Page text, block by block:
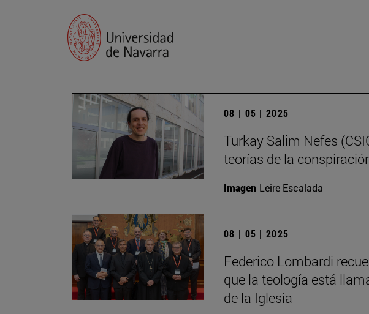
08 | 05 | 2025
Turkay Salim Nefes
teorías de la
Imagen Leire Escalada
08 | 05 | 2025
Federico Lombardi
que la teología está
de la Iglesia